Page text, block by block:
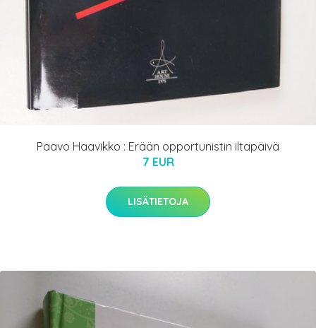
Paavo Haavikko : Erään opportunistin iltapäivä
7 EUR
LISÄTIETOJA